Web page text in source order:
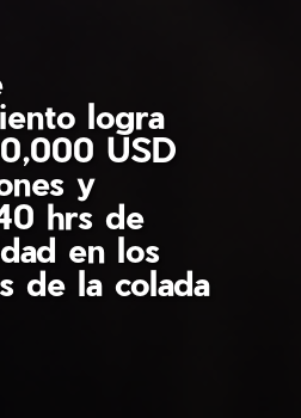
logra
USD
y
hrs de
en los
de la colada